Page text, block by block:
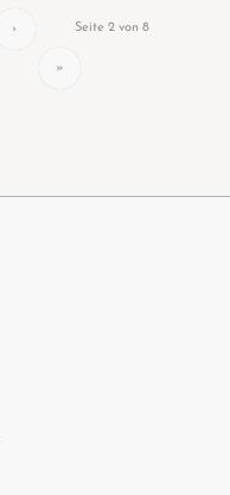
Seite 2 von 8
›
»